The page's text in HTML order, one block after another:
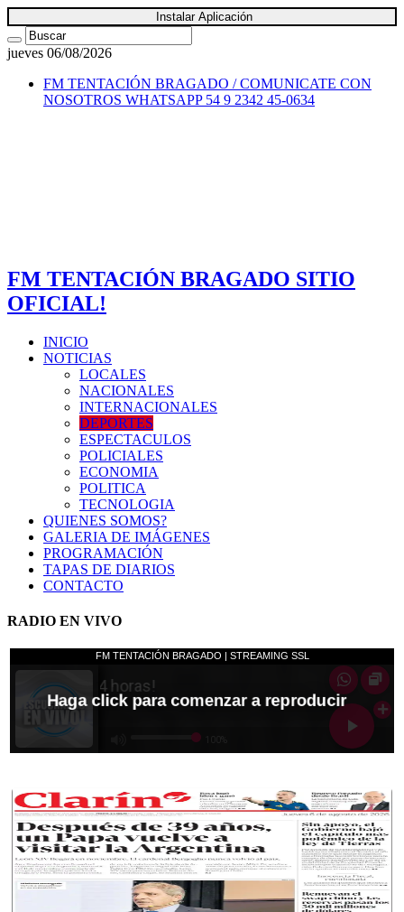
Instalar Aplicación
jueves 06/08/2026
FM TENTACIÓN BRAGADO / COMUNICATE CON
NOSOTROS WHATSAPP 54 9 2342 45-0634
FM TENTACIÓN BRAGADO SITIO
OFICIAL!
INICIO
NOTICIAS
LOCALES
NACIONALES
INTERNACIONALES
DEPORTES
ESPECTACULOS
POLICIALES
ECONOMIA
POLITICA
TECNOLOGIA
QUIENES SOMOS?
GALERIA DE IMÁGENES
PROGRAMACIÓN
TAPAS DE DIARIOS
CONTACTO
RADIO EN VIVO